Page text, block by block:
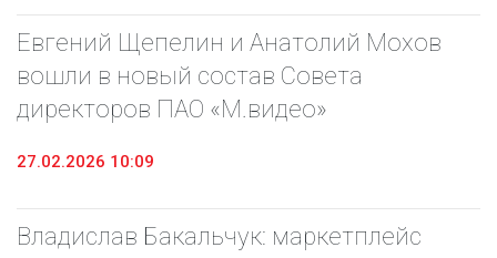
Евгений Щепелин и Анатолий Мохов
вошли в новый состав Совета
директоров ПАО «М.видео»
27.02.2026 10:09
Владислав Бакальчук: маркетплейс